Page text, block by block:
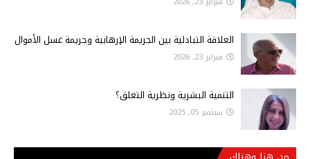
العلاقة التبادلية بين الجريمة الإرهابية وجريمة غسل الأموال
فبراير 23, 2026
التنمية البشرية ونظرية التعلق؟
سبتمبر 05, 2025